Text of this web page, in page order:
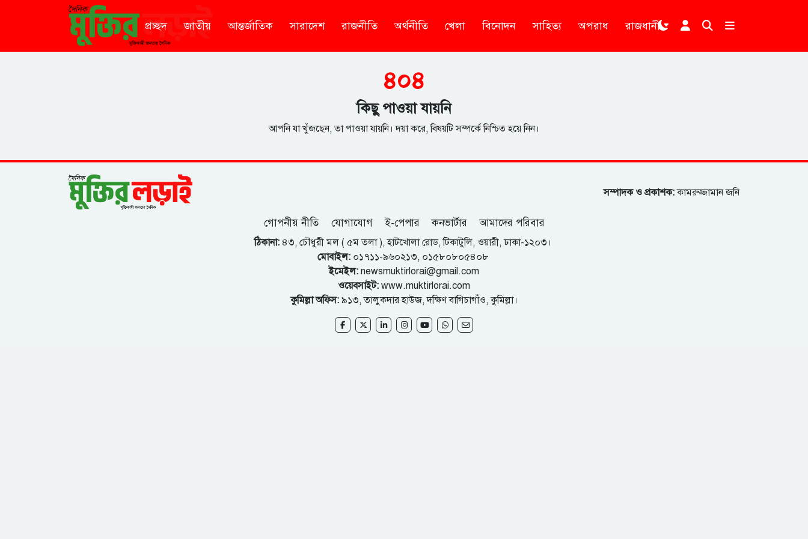
প্রচ্ছদ জাতীয় আন্তর্জাতিক সারাদেশ রাজনীতি অর্থনীতি খেলা বিনোদন সাহিত্য অপরাধ রাজধানী
৪০৪
কিছু পাওয়া যায়নি
আপনি যা খুঁজছেন, তা পাওয়া যায়নি। দয়া করে, বিষয়টি সম্পর্কে নিশ্চিত হয়ে নিন।
সম্পাদক ও প্রকাশক:কামরুজ্জামান জনি
গোপনীয় নীতি যোগাযোগ ই-পেপার কনভার্টার আমাদের পরিবার
ঠিকানা: ৪৩, চৌধুরী মল ( ৫ম তলা ), হাটখোলা রোড, টিকাটুলি, ওয়ারী, ঢাকা-১২০৩।
মোবাইল:০১৭১১-৯৬০২১৩, ০১৫৮০৮০৫৪০৮
ইমেইল: newsmuktirlorai@gmail.com
ওয়েবসাইট: www.muktirlorai.com
কুমিল্লা অফিস: ৯১৩, তালুকদার হাউজ, দক্ষিণ বাগিচাগাঁও, কুমিল্লা।